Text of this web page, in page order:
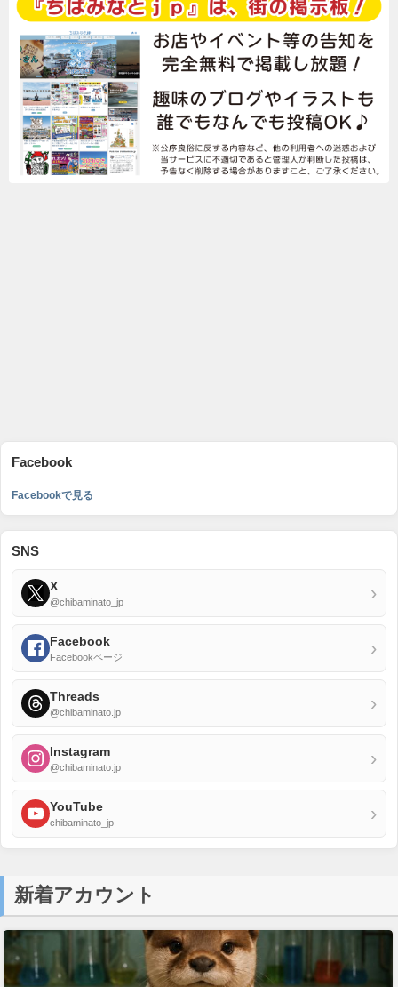
Facebook
Facebookで見る
SNS
X
@chibaminato_jp ›
Facebook
Facebookページ ›
Threads
@chibaminato.jp ›
Instagram
@chibaminato.jp ›
YouTube
chibaminato_jp ›
新着アカウント